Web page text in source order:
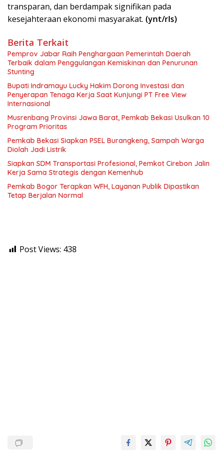
transparan, dan berdampak signifikan pada
kesejahteraan ekonomi masyarakat. (ynt/rls)
Berita Terkait
Pemprov Jabar Raih Penghargaan Pemerintah Daerah
Terbaik dalam Penggulangan Kemiskinan dan Penurunan
Stunting
Bupati Indramayu Lucky Hakim Dorong Investasi dan
Penyerapan Tenaga Kerja Saat Kunjungi PT Free View
Internasional
Musrenbang Provinsi Jawa Barat, Pemkab Bekasi Usulkan 10
Program Prioritas
Pemkab Bekasi Siapkan PSEL Burangkeng, Sampah Warga
Diolah Jadi Listrik
Siapkan SDM Transportasi Profesional, Pemkot Cirebon Jalin
Kerja Sama Strategis dengan Kemenhub
Pemkab Bogor Terapkan WFH, Layanan Publik Dipastikan
Tetap Berjalan Normal
Post Views: 438